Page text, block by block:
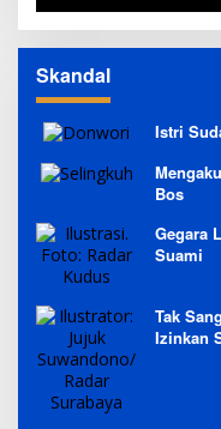
Skandal
Istri
Bos
Gegara
Suami
Tak
Izinkan